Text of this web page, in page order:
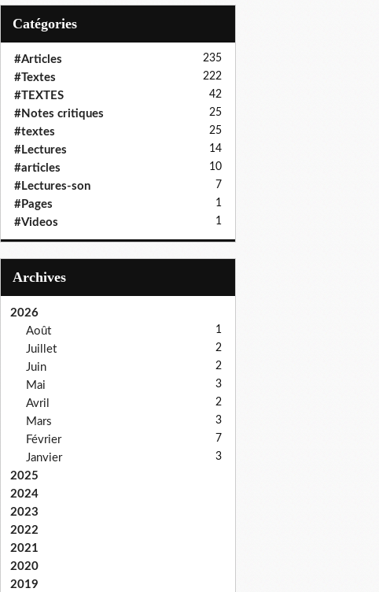
Catégories
#Articles 235
#Textes 222
#TEXTES 42
#Notes critiques 25
#textes 25
#Lectures 14
#articles 10
#Lectures-son 7
#Pages 1
#Videos 1
Archives
2026
Août
1
Juillet 2
Juin 2
Mai 3
Avril 2
Mars 3
Février 7
Janvier 3
2025
2024
2023
2022
2021
2020
2019